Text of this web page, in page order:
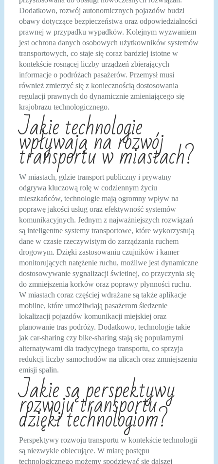
Dodatkowo, rozwój autonomicznych pojazdów budzi
obawy dotyczące bezpieczeństwa oraz odpowiedzialności
prawnej w przypadku wypadków. Kolejnym wyzwaniem
jest ochrona danych osobowych użytkowników systemów
transportowych, co staje się coraz bardziej istotne w
kontekście rosnącej liczby urządzeń zbierających
informacje o podróżach pasażerów. Przemysł musi
również zmierzyć się z koniecznością dostosowania
regulacji prawnych do dynamicznie zmieniającego się
krajobrazu technologicznego.
Jakie technologie
wpływają na rozwój
transportu w miastach?
W miastach, gdzie transport publiczny i prywatny
odgrywa kluczową rolę w codziennym życiu
mieszkańców, technologie mają ogromny wpływ na
poprawę jakości usług oraz efektywność systemów
komunikacyjnych. Jednym z najważniejszych rozwiązań
są inteligentne systemy transportowe, które wykorzystują
dane w czasie rzeczywistym do zarządzania ruchem
drogowym. Dzięki zastosowaniu czujników i kamer
monitorujących natężenie ruchu, możliwe jest dynamiczne
dostosowywanie sygnalizacji świetlnej, co przyczynia się
do zmniejszenia korków oraz poprawy płynności ruchu.
W miastach coraz częściej wdrażane są także aplikacje
mobilne, które umożliwiają pasażerom śledzenie
lokalizacji pojazdów komunikacji miejskiej oraz
planowanie tras podróży. Dodatkowo, technologie takie
jak car-sharing czy bike-sharing stają się popularnymi
alternatywami dla tradycyjnego transportu, co sprzyja
redukcji liczby samochodów na ulicach oraz zmniejszeniu
emisji spalin.
Jakie są perspektywy
rozwoju transportu
dzięki technologiom?
Perspektywy rozwoju transportu w kontekście technologii
są niezwykle obiecujące. W miarę postępu
technologicznego możemy spodziewać się dalszej